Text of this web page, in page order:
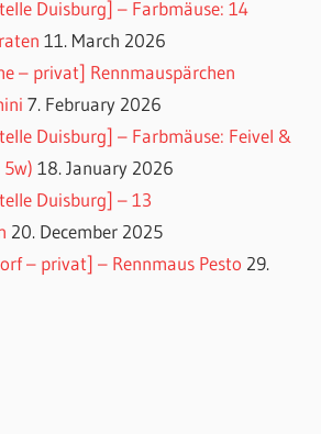
Duisburg] – Farbmäuse: 14
11. March 2026
– privat] Rennmauspärchen
7. February 2026
Duisburg] – Farbmäuse: Feivel &
5w) 18. January 2026
Duisburg] – 13
20. December 2025
– privat] – Rennmaus Pesto 29.